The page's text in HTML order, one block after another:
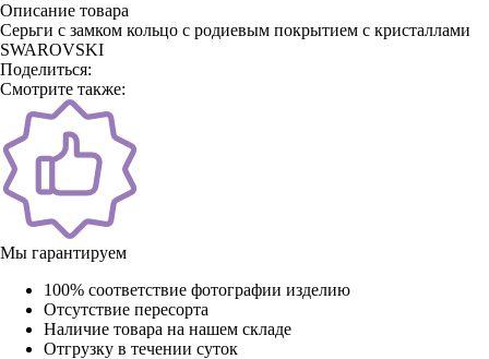
Описание товара
Серьги с замком кольцо с родиевым покрытием с кристаллами
SWAROVSKI
Поделиться:
Смотрите также:
Мы гарантируем
100% соответствие фотографии изделию
Отсутствие пересорта
Наличие товара на нашем складе
Отгрузку в течении суток